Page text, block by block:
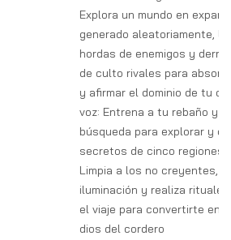
Explora un mundo en
generado aleatoriamente,
hordas de enemigos y
de culto rivales para
y afirmar el dominio de tu
voz: Entrena a tu rebaño y
búsqueda para explorar y
secretos de cinco regiones
Limpia a los no creyentes,
iluminación y realiza
el viaje para convertirte en
dios del cordero